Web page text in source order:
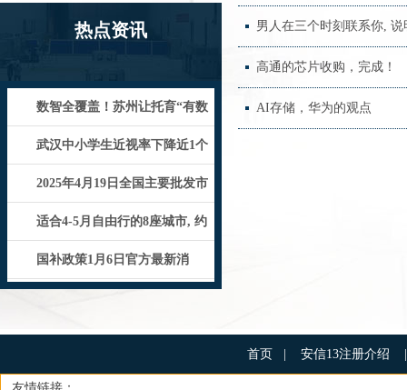
热点资讯
数智全覆盖！苏州让托育“有数
目”“看得见”_机构_服务平台_
武汉中小学生近视率下降近1个
百分点2025年4月19日全国主要批发市
场夏威夷果价格行情
适合4-5月自由行的8座城市, 约
上两三好友, 随便挑一个走
国补政策1月6日官方最新消
男人在三个时刻联系你,
高通的芯片收购，完成！
AI存储，华为的观点
首页 安信13注册介绍